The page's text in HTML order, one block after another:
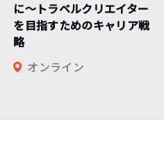
に〜トラベルクリエイター
を目指すためのキャリア戦
略
オンライン